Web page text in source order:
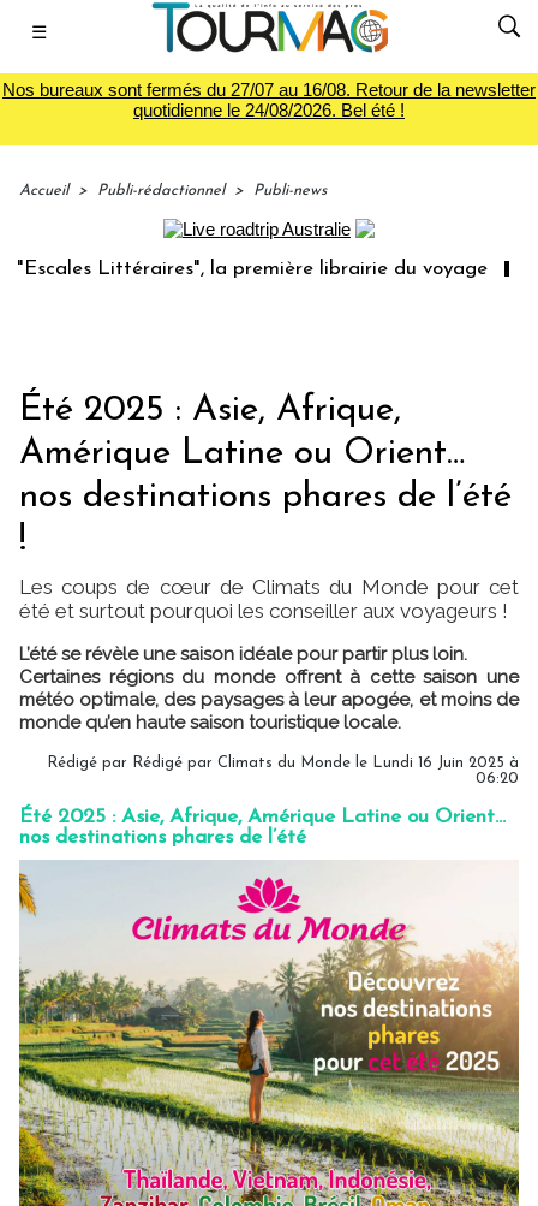
☰
Nos bureaux sont fermés du 27/07 au 16/08. Retour de la newsletter
quotidienne le 24/08/2026. Bel été !
Accueil > Publi-rédactionnel > Publi-news
Littéraires", la première librairie du voyage Le
Été 2025 : Asie, Afrique,
Amérique Latine ou Orient…
nos destinations phares de l’été
!
Les coups de cœur de Climats du Monde pour cet
été et surtout pourquoi les conseiller aux voyageurs !
L’été se révèle une saison idéale pour partir plus loin.
Certaines régions du monde offrent à cette saison une
météo optimale, des paysages à leur apogée, et moins de
monde qu’en haute saison touristique locale.
Rédigé par Rédigé par Climats du Monde le Lundi 16 Juin 2025 à
06:20
Été 2025 : Asie, Afrique, Amérique Latine ou Orient…
nos destinations phares de l’été